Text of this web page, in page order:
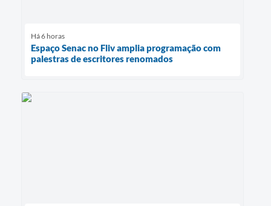
Há 6 horas
Espaço Senac no Fliv amplia programação com
palestras de escritores renomados